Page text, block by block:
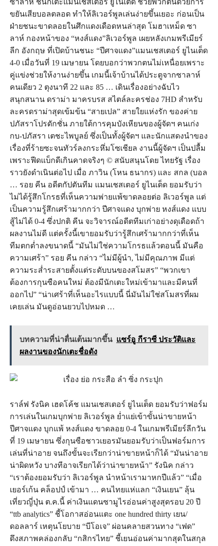
ซาลาห์ ชี้นักเตะแมนเชสเตอร์ ยูไนเต็ด ช่วยพวกตนด้วยการ
ขยันเสียบอลตลอด ทำให้ลิเวอร์พูลเล่นง่ายขึ้นเยอะ ก่อนเป็น
ฝ่ายชนะขาดลอยในศึกแดงเดือดหนล่าสุด โมฮาเหม็ด ซา
ลาห์ กองหน้าของ “หงส์แดง”ลิเวอร์พูล เผยหลังเกมพรีเมียร์
ลีก อังกฤษ ที่เปิดบ้านชนะ “ปีศาจแดง”แมนเชสเตอร์ ยูไนเต็ด
4-0 เมื่อวันที่ 19 เมษายน โดยบอกว่าพวกตนไม่เหนื่อยเพราะ
คู่แข่งช่วยให้งานง่ายขึ้น เกมนี้เจ้าบ้านได้ประตูจากซาลาห์
คนเดียว 2 ตุงนาที 22 และ 85 … เดินเรื่องอย่างฉับไว
สนุกสนาน ดราม่า มาครบรส สไตล์ละครช่อง 7HD สำหรับ
ละครดราม่าสุดเข้มข้น “สายเปล” สายใยแห่งรัก ของค่าย
ปภัสราโปรดักชั่น ภายใต้การคุมบังเหียนของผู้จัดฯ คนเก่ง
กบ-ปภัสรา เตชะไพบูลย์ ซึ่งเป็นทั้งผู้จัดฯ และนักแสดงนำของ
เรื่องที่ร้ายซะจนทัวร์ลงกระหึ่มโซเชียล งานนี้ผู้จัดฯ เป็นปลื้ม
เพราะฟีดแบ็กดีเกินคาดจริงๆ © สนับสนุนโดย ไทยรัฐ เรื่อง
ราวยังดำเนินต่อไป เมื่อ ภาวิน (โหน ธนากร) และ สกล (บอล
… รอย คีน อดีตกัปตันทีม แมนเชสเตอร์ ยูไนเต็ด ยอมรับว่า
ไม่ได้รู้สึกโกรธที่เห็นความพ่ายแพ้ขาดลอยต่อ ลิเวอร์พูล แต่
เป็นความรู้สึกเศร้ามากกว่า ปีศาจแดง บุกพ่าย หงส์แดง แบบ
สู้ไม่ได้ 0-4 ซึ่งปกติ คีน จะวิจารณ์อดีตทีมเก่าอย่างดุเดือดถ้า
ผลงานไม่ดี แต่ครั้งนี้เขายอมรับว่ารู้สึกเศร้ามากกว่าที่เห็น
ทีมตกต่ำลงขนาดนี้ “มันไม่ใช่ความโกรธแล้วตอนนี้ มันคือ
ความเศร้า” รอย คีน กล่าว “ไม่มีผู้นำ, ไม่มีคุณภาพ มีแต่
ความระส่ำระสายตั้งแต่ระดับบนของสโมสร” “พวกเขา
ต้องการกุนซือคนใหม่ ต้องมีนักเตะใหม่เข้ามาและมีคนที่
ออกไป” “น่าเศร้าที่เห็นอะไรแบบนี้ นี่มันไม่ใช่สโมสรที่ผม
เคยเล่น มันดูอ่อนยวบไปหมด …
บทความที่น่าตื่นเต้นมากขึ้น แซร์อู กีราซี ประวัติและ
ผลงานของนักเตะชื่อดัง
ราล์ฟ รังนิค เฮดโค้ช แมนเชสเตอร์ ยูไนเต็ด ยอมรับว่าฟอร์ม
การเล่นในเกมบุกพ่าย ลิเวอร์พูล ย่ำแย่เข้าขั้นน่าขายหน้า
ปีศาจแดง บุกแพ้ หงส์แดง ขาดลอย 0-4 ในเกมพรีเมียร์ลีกวัน
ที่ 19 เมษายน ซึ่งกุนซือชาวเยอรมันยอมรับว่าเป็นฟอร์มการ
เล่นที่น่าอาย จนถึงขั้นจะเรียกว่าน่าขายหน้าก็ได้ “มันน่าอาย
น่าผิดหวัง บางทีอาจเรียกได้ว่าน่าขายหน้า” รังนิค กล่าว
“เราต้องยอมรับว่า ลิเวอร์พูล นำหน้าเรามาหกปีแล้ว” “เมื่อ
เยอร์เก้น คล็อปป์ เข้ามา … คนไทยแห่แลก “เงินเยน” ลุ้น
เที่ยวญี่ปุ่น ต.ค.นี้ ค่าเงินแดนซามูไรอ่อนค่าสูงสุดรอบ 20 ปี
“ttb analytics” ชี้โอกาสอ่อนแตะ one hundred thirty เยน/
ดอลลาร์ เหตุนโยบาย “บีโอเจ” ผ่อนคลายสวนทาง “เฟด”
ดึงสภาพคล่องกลับ “กสิกรไทย” ชี้เยนอ่อนค่ามากสุดในสกุล